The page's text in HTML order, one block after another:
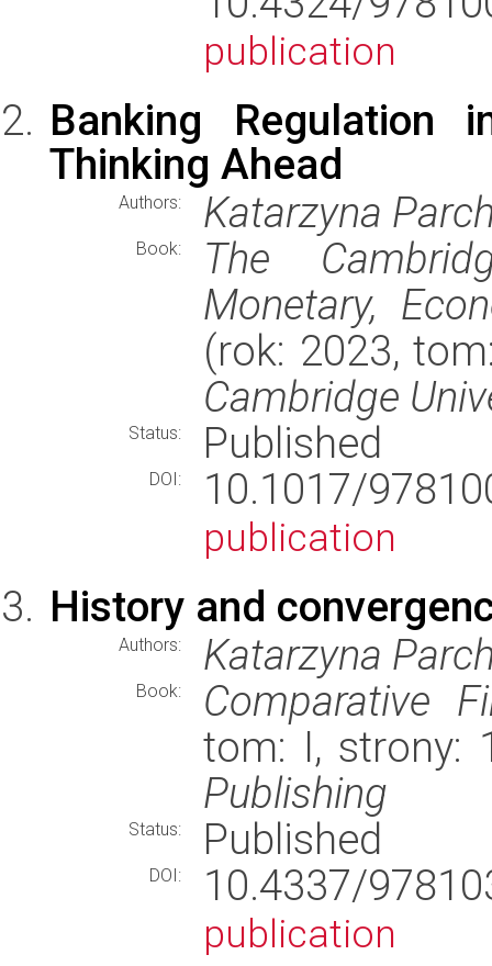
publication
Banking Regulation
Thinking Ahead
Authors: Katarzyna
Book:
The
Monetary,
(rok: 2023,
Cambridge
Status: Published
DOI: 10.1017/
publication
History and
Authors: Katarzyna
Book:
Comparative
tom: I, strony:
Publishing
Status: Published
DOI: 10.4337/
publication